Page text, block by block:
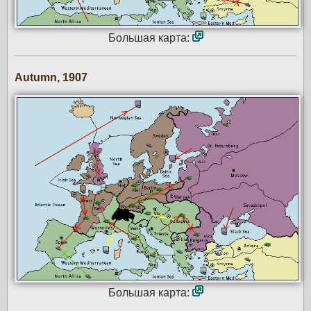
Большая карта:
Autumn, 1907
Большая карта: